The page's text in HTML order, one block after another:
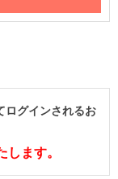
グインされるお
ます。